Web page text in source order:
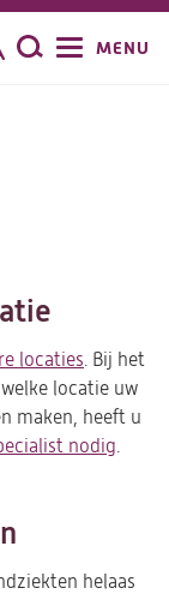
Zoeken
MENU
locaties. Bij het
locatie uw
maken, heeft u
nodig.
helaas